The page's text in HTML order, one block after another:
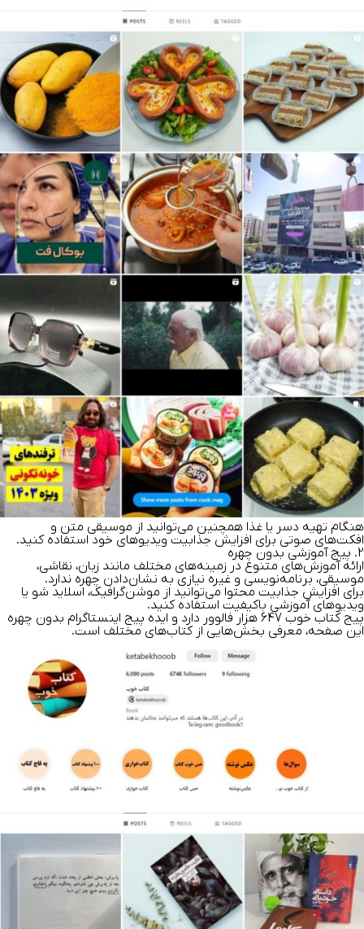
هنگام تهیه دسر یا غذا همچنین می‌توانید از موسیقی متن و
افکت‌های صوتی برای افزایش جذابیت ویدیوهای خود استفاده کنید.
2. پیج آموزشی بدون چهره
ارائه آموزش‌های متنوع در زمینه‌های مختلف مانند زبان، نقاشی،
موسیقی، برنامه‌نویسی و غیره نیازی به نشان‌دادن چهره ندارد.
برای افزایش جذابیت محتوا می‌توانید از موشن‌گرافیک، اسلاید شو یا
ویدیوهای آموزشی باکیفیت استفاده کنید.
پیج کتاب خوب 647 هزار فالوور دارد و ایده پیج اینستاگرام بدون چهره
این صفحه، معرفی بخش‌هایی از کتاب‌های مختلف است.